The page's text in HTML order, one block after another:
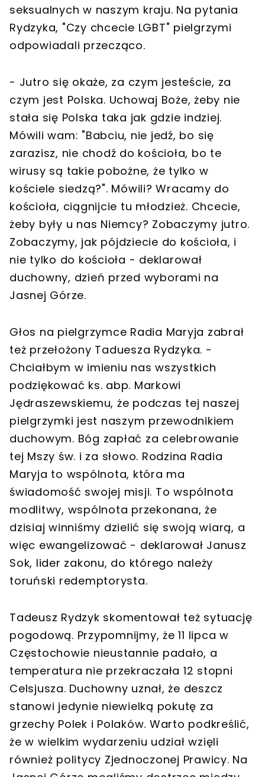
seksualnych w naszym kraju. Na pytania
Rydzyka, "Czy chcecie LGBT" pielgrzymi
odpowiadali przecząco.
- Jutro się okaże, za czym jesteście, za
czym jest Polska. Uchowaj Boże, żeby nie
stała się Polska taka jak gdzie indziej.
Mówili wam: "Babciu, nie jedź, bo się
zarazisz, nie chodź do kościoła, bo te
wirusy są takie pobożne, że tylko w
kościele siedzą?". Mówili? Wracamy do
kościoła, ciągnijcie tu młodzież. Chcecie,
żeby były u nas Niemcy? Zobaczymy jutro.
Zobaczymy, jak pójdziecie do kościoła, i
nie tylko do kościoła - deklarował
duchowny, dzień przed wyborami na
Jasnej Górze.
Głos na pielgrzymce Radia Maryja zabrał
też przełożony Taduesza Rydzyka. -
Chciałbym w imieniu nas wszystkich
podziękować ks. abp. Markowi
Jędraszewskiemu, że podczas tej naszej
pielgrzymki jest naszym przewodnikiem
duchowym. Bóg zapłać za celebrowanie
tej Mszy św. i za słowo. Rodzina Radia
Maryja to wspólnota, która ma
świadomość swojej misji. To wspólnota
modlitwy, wspólnota przekonana, że
dzisiaj winniśmy dzielić się swoją wiarą, a
więc ewangelizować - deklarował Janusz
Sok, lider zakonu, do którego należy
toruński redemptorysta.
Tadeusz Rydzyk skomentował też sytuację
pogodową. Przypomnijmy, że 11 lipca w
Częstochowie nieustannie padało, a
temperatura nie przekraczała 12 stopni
Celsjusza. Duchowny uznał, że deszcz
stanowi jedynie niewielką pokutę za
grzechy Polek i Polaków. Warto podkreślić,
że w wielkim wydarzeniu udział wzięli
również politycy Zjednoczonej Prawicy. Na